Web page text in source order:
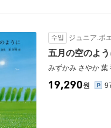
수입 ジュニア.ポ
五月の空のよう
みずかみ さやか 葉
19,290원